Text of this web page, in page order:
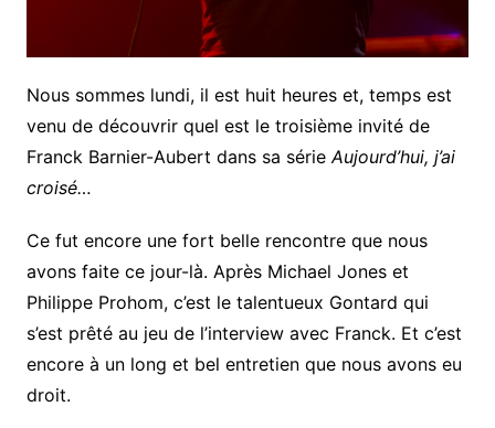
Nous sommes lundi, il est huit heures et, temps est
venu de découvrir quel est le troisième invité de
Franck Barnier-Aubert dans sa sérieAujourd’hui, j’ai
croisé…
Ce fut encore une fort belle rencontre que nous
avons faite ce jour-là. Après Michael Jones et
Philippe Prohom, c’est le talentueux Gontard qui
s’est prêté au jeu de l’interview avec Franck. Et c’est
encore à un long et bel entretien que nous avons eu
droit.